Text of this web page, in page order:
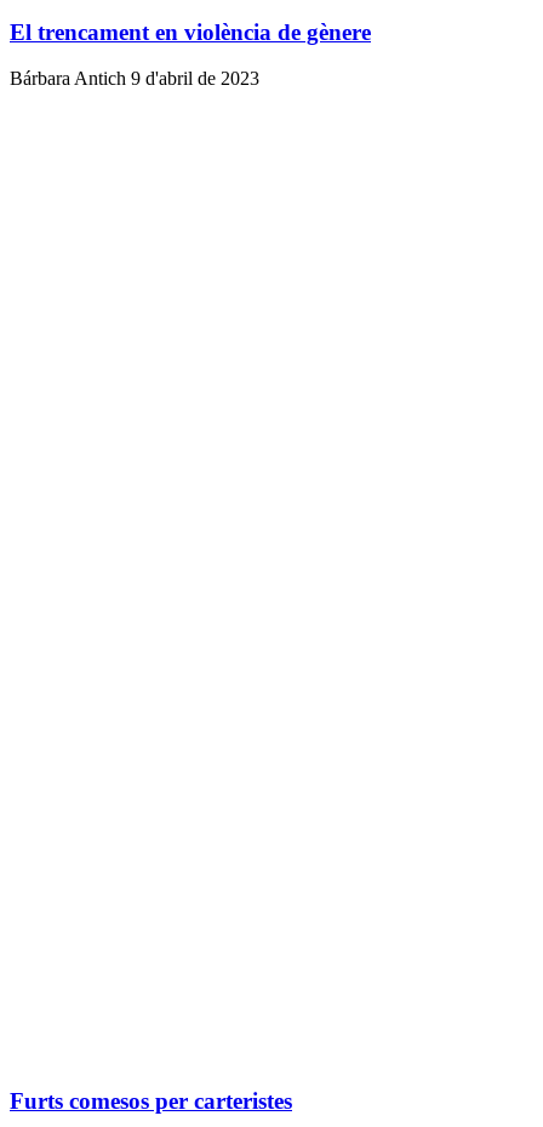
El trencament en violència de gènere
Bárbara Antich 9 d'abril de 2023
Furts comesos per carteristes